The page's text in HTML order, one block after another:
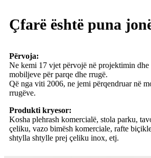
Çfarë është puna
Përvoja:
Ne kemi 17 vjet përvojë në projektimin
mobiljeve për parqe dhe rrugë.
Që nga viti 2006, ne jemi përqendruar në
rrugëve.
Produkti kryesor:
Kosha plehrash komercialë, stola parku,
çeliku, vazo bimësh komerciale, rafte
shtylla shtylle prej çeliku inox, etj.